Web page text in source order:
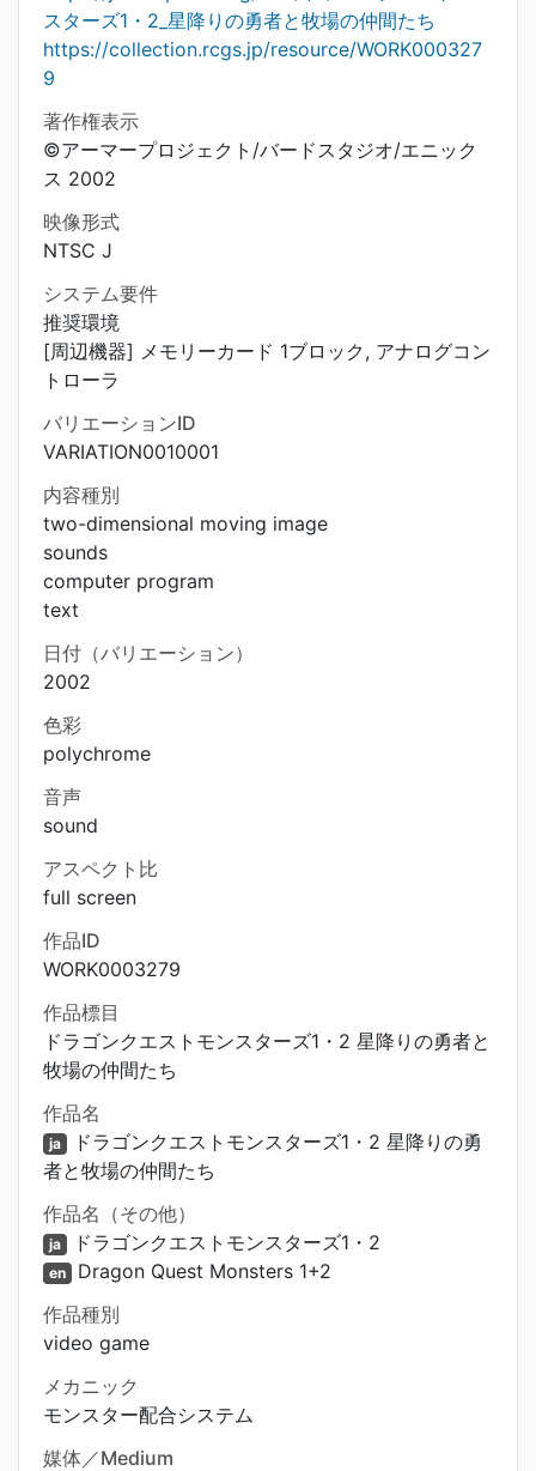
スターズ1・2_星降りの勇者と牧場の仲間たち
https://collection.rcgs.jp/resource/WORK000327
9
著作権表示
©アーマープロジェクト/バードスタジオ/エニック
ス 2002
映像形式
NTSC J
システム要件
推奨環境
[周辺機器] メモリーカード 1ブロック, アナログコン
トローラ
バリエーションID
VARIATION0010001
内容種別
two-dimensional moving image
sounds
computer program
text
日付（バリエーション）
2002
色彩
polychrome
音声
sound
アスペクト比
full screen
作品ID
WORK0003279
作品標目
ドラゴンクエストモンスターズ1・2 星降りの勇者と
牧場の仲間たち
作品名
ja ドラゴンクエストモンスターズ1・2 星降りの勇
者と牧場の仲間たち
作品名（その他）
ja ドラゴンクエストモンスターズ1・2
en Dragon Quest Monsters 1+2
作品種別
video game
メカニック
モンスター配合システム
媒体／Medium